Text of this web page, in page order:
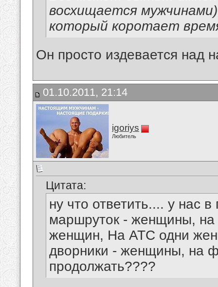
восхищается
который коротает
Он просто издевается над
01.10.2011, 21:14
igoriys
Любитель
Цитата:
ну что ответить.... у нас
маршруток - женщины, на
женщин, На АТС одни
дворники - женщины, на
продолжать????